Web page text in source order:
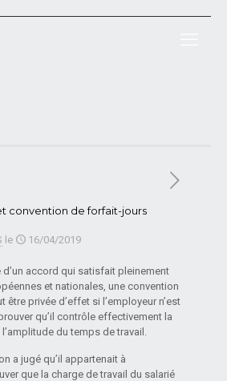
convention de forfait-jours
le 16/04/2019
d’un accord qui satisfait pleinement
et nationales, une convention
privée d’effet si l’employeur n’est
qu’il contrôle effectivement la
du temps de travail.
a jugé qu’il appartenait à
que la charge de travail du salarié